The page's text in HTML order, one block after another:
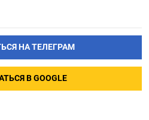
НА ТЕЛЕГРАМ
В GOOGLE